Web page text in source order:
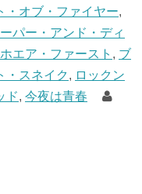
・オブ・ファイヤー,
パー・アンド・ディ
エア・ファースト , ブ
・スネイク , ロックン
ド, 今夜は青春